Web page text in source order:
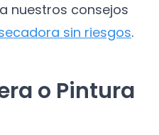
nuestros consejos
sin riesgos.
o Pintura